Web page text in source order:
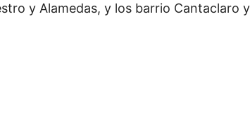
y Alamedas, y los barrio Cantaclaro